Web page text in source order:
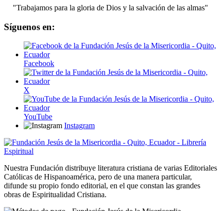
"Trabajamos para la gloria de Dios y la salvación de las almas"
Síguenos en:
Facebook
X
YouTube
Instagram
Nuestra Fundación distribuye literatura cristiana de varias Editoriales
Católicas de Hispanoamérica, pero de una manera particular,
difunde su propio fondo editorial, en el que constan las grandes
obras de Espiritualidad Cristiana.